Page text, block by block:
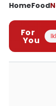
HomeFood
For
You